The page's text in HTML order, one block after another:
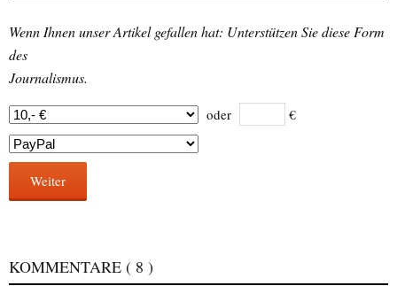
Wenn Ihnen unser Artikel gefallen hat: Unterstützen Sie diese Form
des
Journalismus.
oder €
Weiter
KOMMENTARE ( 8 )